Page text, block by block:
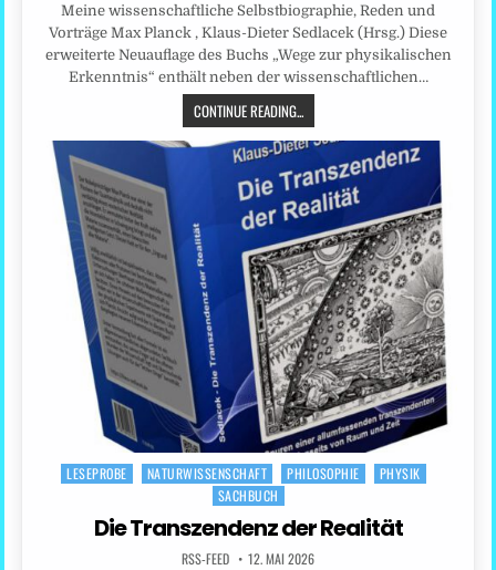
Meine wissenschaftliche Selbstbiographie, Reden und
Vorträge Max Planck , Klaus-Dieter Sedlacek (Hrsg.) Diese
erweiterte Neuauflage des Buchs „Wege zur physikalischen
Erkenntnis“ enthält neben der wissenschaftlichen…
CONTINUE READING...
Posted
LESEPROBE NATURWISSENSCHAFT PHILOSOPHIE
PHYSIK
SACHBUCH
Die Transzendenz der Realität
RSS-FEED 12. MAI 2026